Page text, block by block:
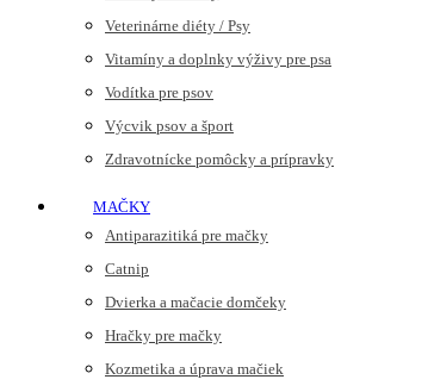
Veterinárne diéty / Psy
Vitamíny a doplnky výživy pre psa
Vodítka pre psov
Výcvik psov a šport
Zdravotnícke pomôcky a prípravky
MAČKY
Antiparazitiká pre mačky
Catnip
Dvierka a mačacie domčeky
Hračky pre mačky
Kozmetika a úprava mačiek